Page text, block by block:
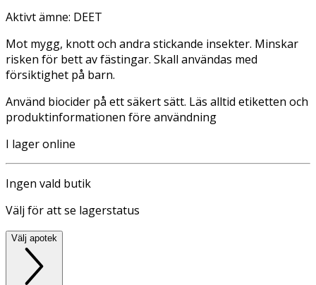
Aktivt ämne: DEET
Mot mygg, knott och andra stickande insekter. Minskar
risken för bett av fästingar. Skall användas med
försiktighet på barn.
Använd biocider på ett säkert sätt. Läs alltid etiketten och
produktinformationen före användning
I lager online
Ingen vald butik
Välj för att se lagerstatus
Välj apotek